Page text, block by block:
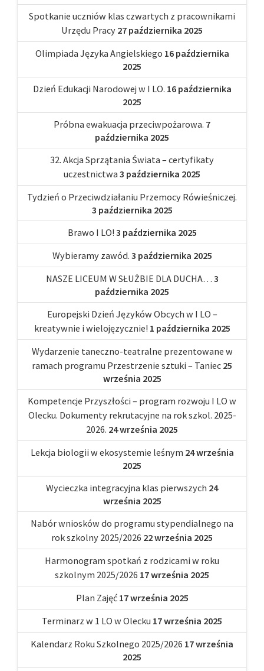
Spotkanie uczniów klas czwartych z pracownikami
Urzędu Pracy 27 października 2025
Olimpiada Języka Angielskiego 16 października
2025
Dzień Edukacji Narodowej w I LO. 16 października
2025
Próbna ewakuacja przeciwpożarowa. 7
października 2025
32. Akcja Sprzątania Świata – certyfikaty
uczestnictwa 3 października 2025
Tydzień o Przeciwdziałaniu Przemocy Rówieśniczej.
3 października 2025
Brawo I LO! 3 października 2025
Wybieramy zawód. 3 października 2025
NASZE LICEUM W SŁUŻBIE DLA DUCHA… 3
października 2025
Europejski Dzień Języków Obcych w I LO –
kreatywnie i wielojęzycznie! 1 października 2025
Wydarzenie taneczno-teatralne prezentowane w
ramach programu Przestrzenie sztuki – Taniec 25
września 2025
Kompetencje Przyszłości – program rozwoju I LO w
Olecku. Dokumenty rekrutacyjne na rok szkol. 2025-
2026. 24 września 2025
Lekcja biologii w ekosystemie leśnym 24 września
2025
Wycieczka integracyjna klas pierwszych 24
września 2025
Nabór wniosków do programu stypendialnego na
rok szkolny 2025/2026 22 września 2025
Harmonogram spotkań z rodzicami w roku
szkolnym 2025/2026 17 września 2025
Plan Zajęć 17 września 2025
Terminarz w 1 LO w Olecku 17 września 2025
Kalendarz Roku Szkolnego 2025/2026 17 września
2025